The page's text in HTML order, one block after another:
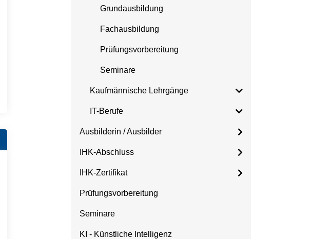
Grundausbildung
Fachausbildung
Prüfungsvorbereitung
Seminare
Kaufmännische Lehrgänge
IT-Berufe
Ausbilderin / Ausbilder
IHK-Abschluss
IHK-Zertifikat
Prüfungsvorbereitung
Seminare
KI - Künstliche Intelligenz